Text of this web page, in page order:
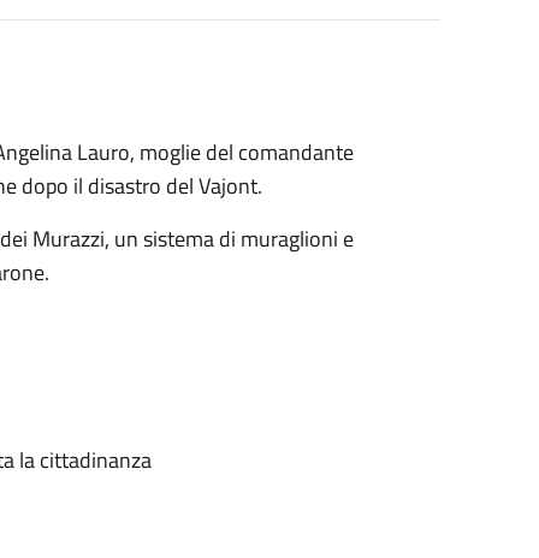
Lauro, moglie del comandante
dopo il disastro del Vajont.
Murazzi, un sistema di muraglioni e
la cittadinanza